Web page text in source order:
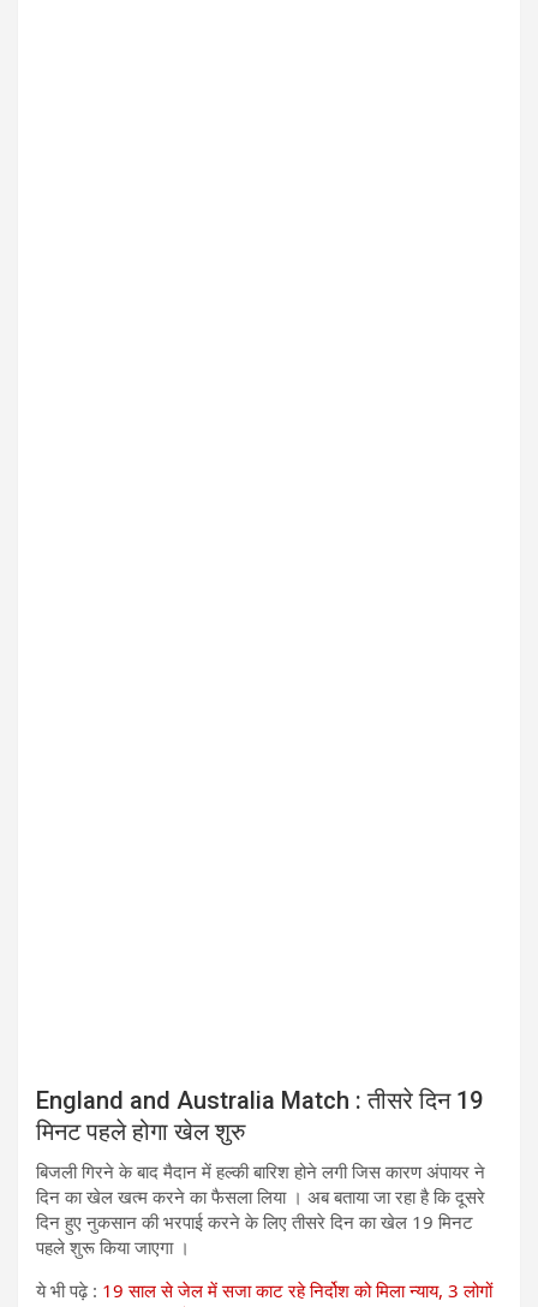
England and Australia Match : तीसरे दिन 19
मिनट पहले होगा खेल शुरु
बिजली गिरने के बाद मैदान में हल्की बारिश होने लगी जिस कारण अंपायर ने
दिन का खेल खत्म करने का फैसला लिया । अब बताया जा रहा है कि दूसरे
दिन हुए नुकसान की भरपाई करने के लिए तीसरे दिन का खेल 19 मिनट
पहले शुरू किया जाएगा ।
ये भी पढ़े : 19 साल से जेल में सजा काट रहे निर्दोश को मिला न्याय, 3 लोगों